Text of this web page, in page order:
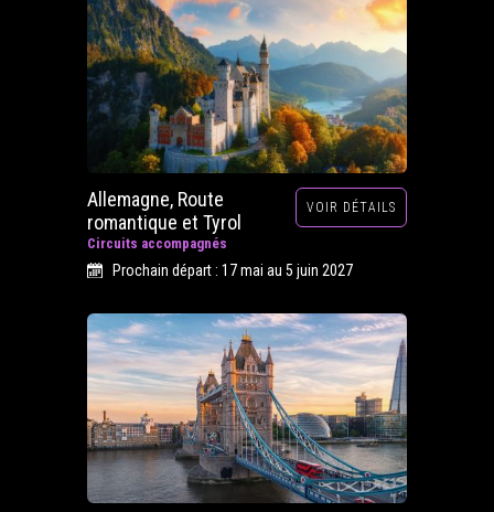
Allemagne, Route
romantique et Tyrol
Circuits accompagnés
VOIR DÉTAILS
Prochain départ : 17 mai au 5 juin 2027